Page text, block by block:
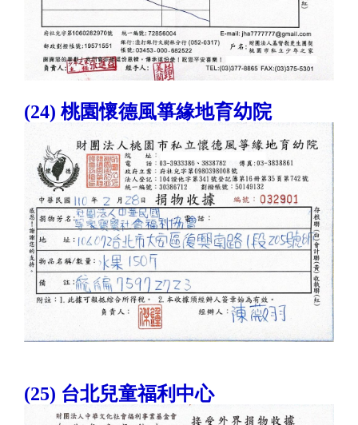
(24) 桃園懷德風箏緣地育幼院
(25) 台北兒童福利中心